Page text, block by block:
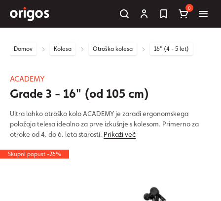
0
Domov Kolesa Otroška kolesa 16" (4 - 5 let)
ACADEMY
Grade 3 - 16" (od 105 cm)
Ultra lahko otroško kolo ACADEMY je zaradi ergonomskega
položaja telesa idealno za prve izkušnje s kolesom. Primerno za
otroke od 4. do 6. leta starosti. Prikaži več
Skupni popust -26%